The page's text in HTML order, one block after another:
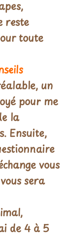
reste
toute
un
pour me
la
Ensuite,
vous
sera
de 4 à 5